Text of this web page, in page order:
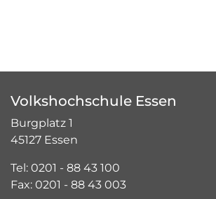
Volkshochschule Essen
Burgplatz 1
45127 Essen
Tel: 0201 - 88 43 100
Fax: 0201 - 88 43 003